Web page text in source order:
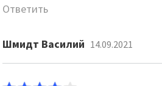
Ответить
Шмидт Василий 14.09.2021